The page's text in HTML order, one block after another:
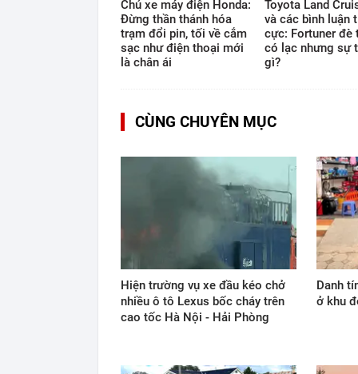
Chủ xe máy điện Honda:
Đừng thần thánh hóa
trạm đổi pin, tối về cắm
sạc như điện thoại mới
là chân ái
Toyota Land
và các bình luận
cực: Fortuner đè
có lạc nhưng sự
gì?
CÙNG CHUYÊN MỤC
Hiện trường vụ xe đầu kéo chở
nhiều ô tô Lexus bốc cháy trên
cao tốc Hà Nội - Hải Phòng
Danh
ở khu